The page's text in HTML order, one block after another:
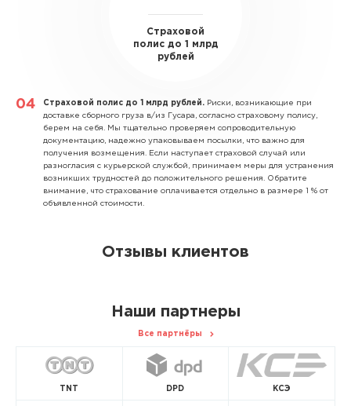
Страховой
полис до 1 млрд
рублей
Страховой полис до 1 млрд рублей. Риски, возникающие при
доставке сборного груза в/из Гусара, согласно страховому полису,
берем на себя. Мы тщательно проверяем сопроводительную
документацию, надежно упаковываем посылки, что важно для
получения возмещения. Если наступает страховой случай или
разногласия с курьерской службой, принимаем меры для устранения
возникших трудностей до положительного решения. Обратите
внимание, что страхование оплачивается отдельно в размере 1 % от
объявленной стоимости.
Отзывы клиентов
Наши партнеры
Все партнёры
TNT DPD КСЭ